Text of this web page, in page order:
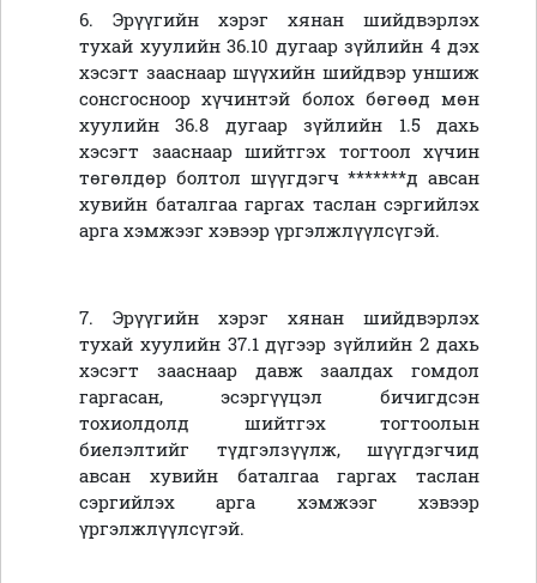
6. Эрүүгийн хэрэг хянан шийдвэрлэх
тухай хуулийн 36.10 дугаар зүйлийн 4 дэх
хэсэгт зааснаар шүүхийн шийдвэр уншиж
сонсгосноор хүчинтэй болох бөгөөд мөн
хуулийн 36.8 дугаар зүйлийн 1.5 дахь
хэсэгт зааснаар шийтгэх тогтоол хүчин
төгөлдөр болтол шүүгдэгч *******д авсан
хувийн баталгаа гаргах таслан сэргийлэх
арга хэмжээг хэвээр үргэлжлүүлсүгэй.
7. Эрүүгийн хэрэг хянан шийдвэрлэх
тухай хуулийн 37.1 дүгээр зүйлийн 2 дахь
хэсэгт зааснаар давж заалдах гомдол
гаргасан, эсэргүүцэл бичигдсэн
тохиолдолд шийтгэх тогтоолын
биелэлтийг түдгэлзүүлж, шүүгдэгчид
авсан хувийн баталгаа гаргах таслан
сэргийлэх арга хэмжээг хэвээр
үргэлжлүүлсүгэй.